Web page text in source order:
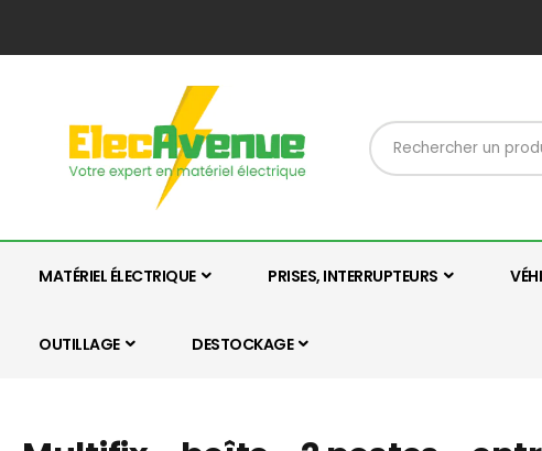
MATÉRIEL ÉLECTRIQUE PRISES, INTERRUPTEURS
OUTILLAGE DESTOCKAGE